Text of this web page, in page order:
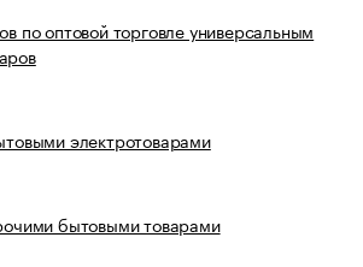
по оптовой торговле универсальным
электротоварами
бытовыми товарами